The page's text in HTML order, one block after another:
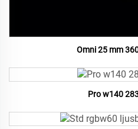
Omni 25 mm
Pro w140